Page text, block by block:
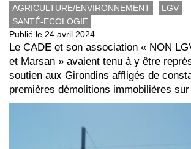
AGRICULTURE/ENVIRONNEMENT
LGV
SANTÉ-ECOLOGIE
Publié le 24 avril 2024
Le CADE et son association « NON
et Marsan » avaient tenu à y être
soutien aux Girondins affligés de
premières démolitions immobilières